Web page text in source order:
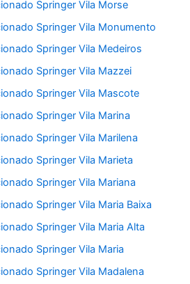
Springer Vila Morse
Springer Vila Monumento
Springer Vila Medeiros
Springer Vila Mazzei
Springer Vila Mascote
Springer Vila Marina
Springer Vila Marilena
Springer Vila Marieta
Springer Vila Mariana
Springer Vila Maria Baixa
Springer Vila Maria Alta
Springer Vila Maria
Springer Vila Madalena